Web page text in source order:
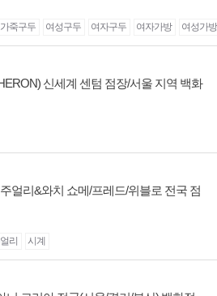
가죽구두 여성구두 여자구두 여자가방 여성가방
신세계 센텀 점장/서울 지역 백화
얼리&와치 쇼메/프레드/위블로 전국 점
리 시계